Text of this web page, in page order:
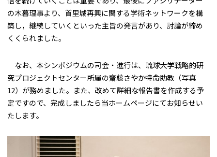
の木暮理事より、首里城再興に関する学術ネットワークを構
築し，継続していくといった主旨の発言があり、討論が締め
くくられました。
なお、本シンポジウムの司会・進行は、琉球大学戦略的研
究プロジェクトセンター所属の齋藤さやか特命助教（写真
12）が務めました。また、改めて詳細な報告書を作成する予
定ですので、完成しましたら当ホームページにてお知らせい
たします。